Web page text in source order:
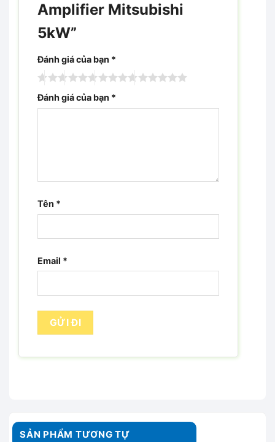
Amplifier Mitsubishi
5kW”
Đánh giá của bạn *
Đánh giá của bạn *
Tên *
Email *
SẢN PHẨM TƯƠNG TỰ